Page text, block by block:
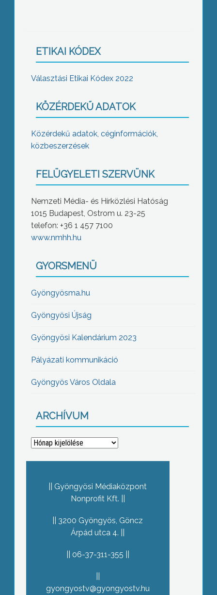
ETIKAI KÓDEX
Választási Etikai Kódex 2022
KÖZÉRDEKŰ ADATOK
Közérdekű adatok, céginformációk,
közbeszerzések
FELÜGYELETI SZERVÜNK
Nemzeti Média- és Hírközlési Hatóság
1015 Budapest, Ostrom u. 23-25
telefon: +36 1 457 7100
www.nmhh.hu
GYORSMENÜ
Gyöngyösma.hu
Gyöngyösi Újság
Gyöngyösi Kalendárium 2023
Pályázati kommunikáció
Gyöngyös Város Oldala
ARCHÍVUM
Archívum
Gyöngyösi Médiaközpont
Nonprofit Kft.
3200 Gyöngyös, Göncz
Árpád utca 4.
06-37-311-355
gyongyostv@gyongyostv.hu